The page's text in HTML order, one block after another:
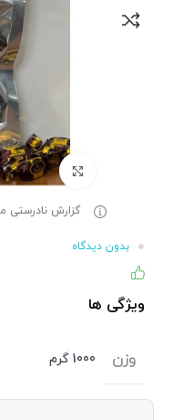
برای
گزارش
بدون دیدگاه
ویژگی ها
وزن 1000 گرم